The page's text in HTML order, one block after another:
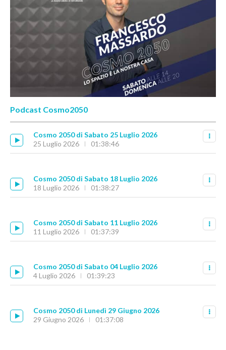
Podcast Cosmo2050
Cosmo 2050 di Sabato 25 Luglio 2026
25 Luglio 2026
01:38:46
Cosmo 2050 di Sabato 18 Luglio 2026
18 Luglio 2026
01:38:27
Cosmo 2050 di Sabato 11 Luglio 2026
11 Luglio 2026
01:37:39
Cosmo 2050 di Sabato 04 Luglio 2026
4 Luglio 2026
01:39:23
Cosmo 2050 di Lunedì 29 Giugno 2026
29 Giugno 2026
01:37:08